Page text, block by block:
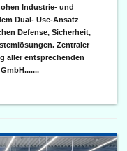
Industrie- und
Dual- Use-Ansatz
Defense, Sicherheit,
Zentraler
aller entsprechenden